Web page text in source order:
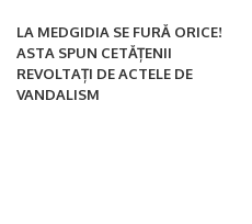
LA MEDGIDIA SE FURĂ ORICE!
ASTA SPUN CETĂȚENII
REVOLTAȚI DE ACTELE DE
VANDALISM